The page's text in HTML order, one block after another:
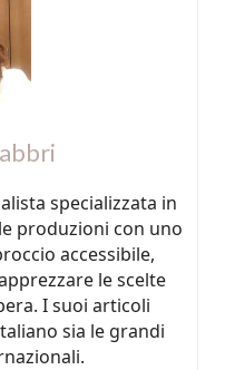
specializzata in
produzioni con uno
accessibile,
le scelte
I suoi articoli
sia le grandi